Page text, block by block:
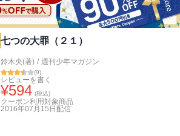
七つの大罪（２１）
鈴木央(著) / 週刊少年マガジン
(9)
レビューを書く
¥594 (税込)
クーポン利用対象商品
2016年07月15日 配信